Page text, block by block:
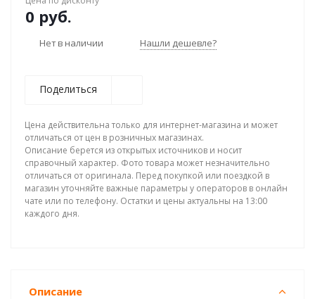
0 руб.
Нет в наличии Нашли дешевле?
Поделиться
Цена действительна только для интернет-магазина и может
отличаться от цен в розничных магазинах.
Описание берется из открытых источников и носит
справочный характер. Фото товара может незначительно
отличаться от оригинала. Перед покупкой или поездкой в
магазин уточняйте важные параметры у операторов в онлайн
чате или по телефону. Остатки и цены актуальны на 13:00
каждого дня.
Описание